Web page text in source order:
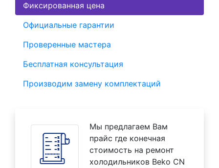
Фиксированная цена
Официальные гарантии
Проверенные мастера
Бесплатная консультация
Производим замену комплектаций
Мы предлагаем Вам
прайс где конечная
стоимость на ремонт
холодильников Beko CN